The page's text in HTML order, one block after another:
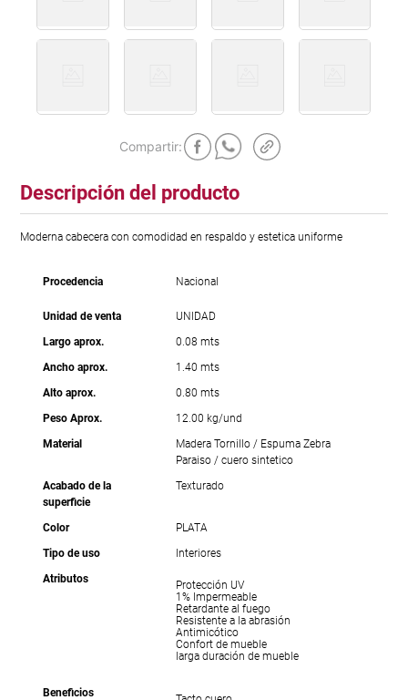
Descripción del producto
Moderna cabecera con comodidad en respaldo y estetica uniforme
Procedencia Nacional
Unidad de venta
UNIDAD
Largo aprox.
0.08 mts
Ancho aprox.
1.40 mts
Alto aprox.
0.80 mts
Peso Aprox.
12.00 kg/und
Material
Madera Tornillo / Espuma Zebra
Paraiso / cuero sintetico
Acabado de la
superficie
Texturado
Color
PLATA
Tipo de uso
Interiores
Atributos
Protección UV
1% Impermeable
Retardante al fuego
Resistente a la abrasión
Antimicótico
Confort de mueble
larga duración de mueble
Beneficios